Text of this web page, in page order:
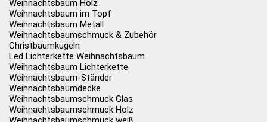
Weihnachtsbaum Holz
Weihnachtsbaum im Topf
Weihnachtsbaum Metall
Weihnachtsbaumschmuck & Zubehör
Christbaumkugeln
Led Lichterkette Weihnachtsbaum
Weihnachtsbaum Lichterkette
Weihnachtsbaum-Ständer
Weihnachtsbaumdecke
Weihnachtsbaumschmuck Glas
Weihnachtsbaumschmuck Holz